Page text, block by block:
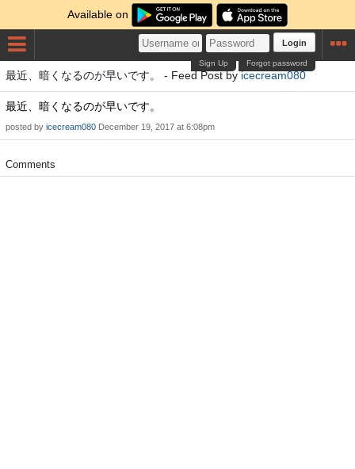
Available on
Login
Forgot password
Sign Up
最近、暗くなるのが早いです。 - Feed Post byicecream080
最近、暗くなるのが早いです。
posted by icecream080 December 19, 2017 at 6:08pm
Comments